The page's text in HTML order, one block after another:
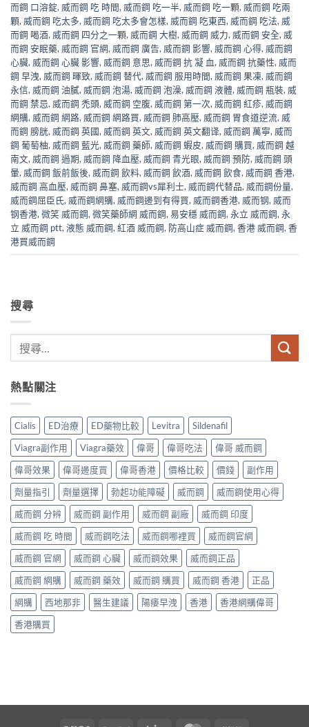
而鋼 口溶錠, 威而鋼 吃 時間, 威而鋼 吃一半, 威而鋼 吃一顆, 威而鋼 吃兩
顆, 威而鋼 吃太多, 威而鋼 吃太多會怎樣, 威而鋼 吃東西, 威而鋼 吃法, 威
而鋼 喝酒, 威而鋼 四分之一顆, 威而鋼 大樹, 威而鋼 威力, 威而鋼 安全, 威
而鋼 安眠藥, 威而鋼 官網, 威而鋼 廣告, 威而鋼 影響, 威而鋼 心得, 威而鋼
心臟, 威而鋼 心臟 影響, 威而鋼 意思, 威而鋼 抗 凝 血, 威而鋼 抗藥性, 威而
鋼 早洩, 威而鋼 暉致, 威而鋼 替代, 威而鋼 服用時間, 威而鋼 果凍, 威而鋼
永信, 威而鋼 油膩, 威而鋼 泡湯, 威而鋼 泡澡, 威而鋼 液體, 威而鋼 瓶裝, 威
而鋼 禁忌, 威而鋼 禿頭, 威而鋼 空腹, 威而鋼 第一次, 威而鋼 紅疹, 威而鋼
網購, 威而鋼 網路, 威而鋼 網路買, 威而鋼 肺高壓, 威而鋼 胃食道逆流, 威
而鋼 膀胱, 威而鋼 英國, 威而鋼 英文, 威而鋼 英文翻译, 威而鋼 萬寧, 威而
鋼 葡萄柚, 威而鋼 藍光, 威而鋼 藥師, 威而鋼 蝦皮, 威而鋼 購買, 威而鋼 越
南文, 威而鋼 過期, 威而鋼 降血壓, 威而鋼 青光眼, 威而鋼 預防, 威而鋼 頭
暈, 威而鋼 飯前飯後, 威而鋼 飲料, 威而鋼 飲酒, 威而鋼 飲食, 威而鋼 香港,
威而鋼 高血壓, 威而鋼 鼻塞, 威而鋼vs犀利士, 威而鋼代替品, 威而鋼份量,
威而鋼屈臣氏, 威而鋼網購, 威而鋼邊到有得買, 威而鋼香港, 威而钢, 威而
钢香港, 微笑 威而鋼, 微笑藥師網 威而鋼, 易安穩 威而鋼, 永立 威而鋼, 永
立 威而鋼 ptt, 液態 威而鋼, 紅酒 威而鋼, 防高山症 威而鋼, 香港 威而鋼, 香
港買威而鋼
搜尋
熱點關注
Cialis ED治療 ED藥物比較 Levitra
Sildenafil
Viagra副作用
Viagra藥效 偉哥 偉哥吃法
偉哥 威而鋼
偉哥效果
偉哥邊度買 偉哥香港 價格比較 價錢
副作用
劑量指引
劑量選擇 勃起功能障礙 威而鋼
威而鋼使用心得
威而鋼 分辨
威而鋼 副作用 威而鋼 副廠
威而鋼 印度
威而鋼 吃 時間
威而鋼吃法 威而鋼哪裡買
威而鋼官網
威而鋼 官網
威而鋼 心臟 威而鋼效果
威而鋼正品
威而鋼 網購
威而鋼 藥效 威而鋼 購買 威而鋼 香港
正品
網購
西地那非 醫生建議 陽痿早洩 香港
香港網購偉哥
香港購買